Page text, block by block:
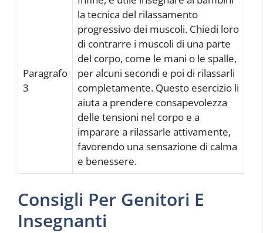
Paragrafo
3
la tecnica del rilassamento
progressivo dei muscoli. Chiedi loro
di contrarre i muscoli di una parte
del corpo, come le mani o le spalle,
per alcuni secondi e poi di rilassarli
completamente. Questo esercizio li
aiuta a prendere consapevolezza
delle tensioni nel corpo e a
imparare a rilassarle attivamente,
favorendo una sensazione di calma
e benessere.
Consigli Per Genitori E
Insegnanti